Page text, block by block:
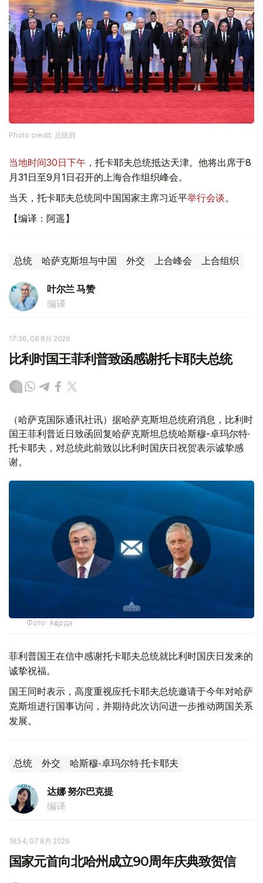
Photo credit: 总统府
当地时间30日下午 ，托卡耶夫总统抵达天津。他将出席于8
月31日至9月1日召开的上海合作组织峰会。
当天，托卡耶夫总统同中国国家主席习近平举行会谈。
【编译：阿遥】
总统 哈萨克斯坦与中国 外交 上合峰会 上合组织
叶尔兰 马赞
编译
17:36, 08 8月 2026
比利时国王菲利普致函感谢托卡耶夫总统
（哈萨克国际通讯社讯）据哈萨克斯坦总统府消息，比利时
国王菲利普近日致函回复哈萨克斯坦总统哈斯穆-卓玛尔特·
托卡耶夫，对总统此前致以比利时国庆日祝贺表示诚挚感
谢。
Фото: Ақорда
菲利普国王在信中感谢托卡耶夫总统就比利时国庆日发来的
诚挚祝福。
国王同时表示，高度重视应托卡耶夫总统邀请于今年对哈萨
克斯坦进行国事访问，并期待此次访问进一步推动两国关系
发展。
总统 外交 哈斯穆-卓玛尔特·托卡耶夫
达娜 努尔巴克提
编译
18:54, 07 8月 2026
国家元首向北哈州成立90周年庆典致贺信